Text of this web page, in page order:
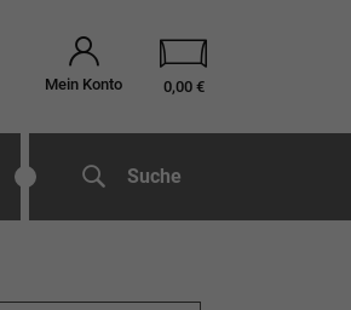
Mein Konto 0,00 €
Suche